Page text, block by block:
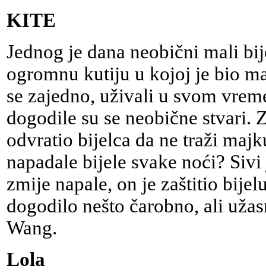
KITE
Jednog je dana neobični mali
ogromnu kutiju u kojoj je bio
se zajedno, uživali u svom
dogodile su se neobične stvari.
odvratio bijelca da ne traži
napadale bijele svake noći?
zmije napale, on je zaštitio
dogodilo nešto čarobno, ali
Wang.
Lola